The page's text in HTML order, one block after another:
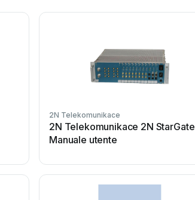
2N Telekomunikace
2N Telekomunikace 2N StarGate
Manuale utente